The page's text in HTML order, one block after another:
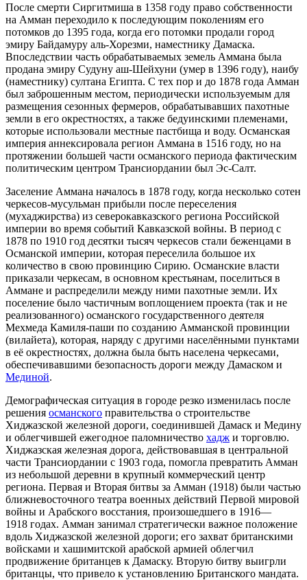
После смерти Сиргитмиша в 1358 году право собственности
на Амман переходило к последующим поколениям его
потомков до 1395 года, когда его потомки продали город
эмиру Байдамуру аль-Хорезми, наместнику Дамаска.
Впоследствии часть обрабатываемых земель Аммана была
продана эмиру Судуну аш-Шейхуни (умер в 1396 году), наибу
(наместнику) султана Египта. С тех пор и до 1878 года Амман
был заброшенным местом, периодически используемым для
размещения сезонных фермеров, обрабатывавших пахотные
земли в его окрестностях, а также бедуинскими племенами,
которые использовали местные пастбища и воду. Османская
империя аннексировала регион Аммана в 1516 году, но на
протяжении большей части османского периода фактическим
политическим центром Трансиордании был Эс-Салт.
Заселение Аммана началось в 1878 году, когда несколько сотен
черкесов-мусульман прибыли после переселения
(мухаджирства) из северокавказского региона Российской
империи во время событий Кавказской войны. В период с
1878 по 1910 год десятки тысяч черкесов стали беженцами в
Османской империи, которая переселила большое их
количество в свою провинцию Сирию. Османские власти
приказали черкесам, в основном крестьянам, поселиться в
Аммане и распределили между ними пахотные земли. Их
поселение было частичным воплощением проекта (так и не
реализованного) османского государственного деятеля
Мехмеда Камиля-паши по созданию Амманской провинции
(вилайета), которая, наряду с другими населёнными пунктами
в её окрестностях, должна была быть населена черкесами,
обеспечивавшими безопасность дороги между Дамаском и
Мединой.
Демографическая ситуация в городе резко изменилась после
решения османского правительства о строительстве
Хиджазской железной дороги, соединившей Дамаск и Медину
и облегчившей ежегодное паломничество хадж и торговлю.
Хиджазская железная дорога, действовавшая в центральной
части Трансиордании с 1903 года, помогла превратить Амман
из небольшой деревни в крупный коммерческий центр
региона. Первая и Вторая битвы за Амман (1918) были частью
ближневосточного театра военных действий Первой мировой
войны и Арабского восстания, произошедшего в 1916—
1918 годах. Амман занимал стратегически важное положение
вдоль Хиджазской железной дороги; его захват британскими
войсками и хашимитской арабской армией облегчил
продвижение британцев к Дамаску. Вторую битву выигрли
британцы, что привело к установлению Британского мандата.